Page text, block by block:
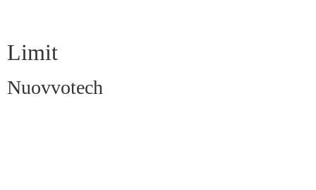
Limit
Nuovvotech